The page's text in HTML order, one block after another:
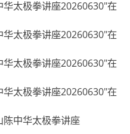
太极拳讲座20260630"在
太极拳讲座20260630"在
太极拳讲座20260630"在
太极拳讲座20260630"在
中华太极拳讲座